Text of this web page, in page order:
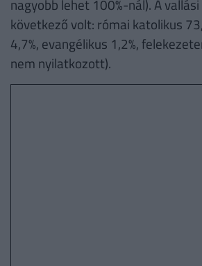
nagyobb lehet 100%-nál). A
következő volt: római katolikus
4,7%, evangélikus 1,2%,
nem nyilatkozott).